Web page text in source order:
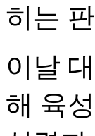
히는
이날
해 육